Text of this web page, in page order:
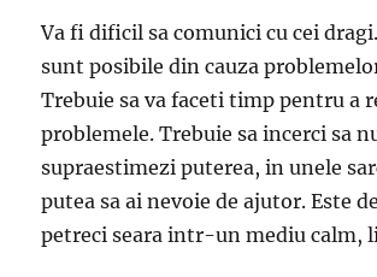
Va fi dificil sa comunici cu cei
sunt posibile din cauza
Trebuie sa va faceti timp pentru a
problemele. Trebuie sa incerci sa
supraestimezi puterea, in unele
putea sa ai nevoie de ajutor. Este
petreci seara intr-un mediu calm,